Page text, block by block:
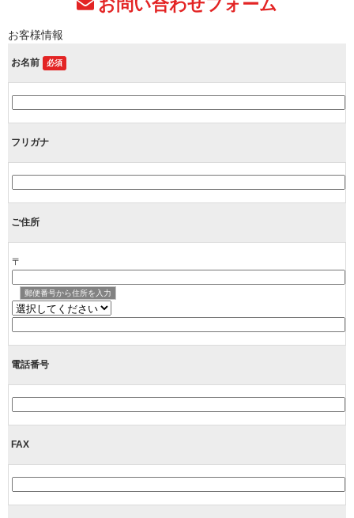
お問い合わせフォーム
お客様情報
お名前 必須
フリガナ
ご住所
〒
郵便番号から住所を入力
電話番号
FAX